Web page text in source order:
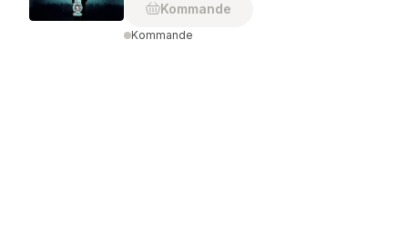
Kommande
Kommande